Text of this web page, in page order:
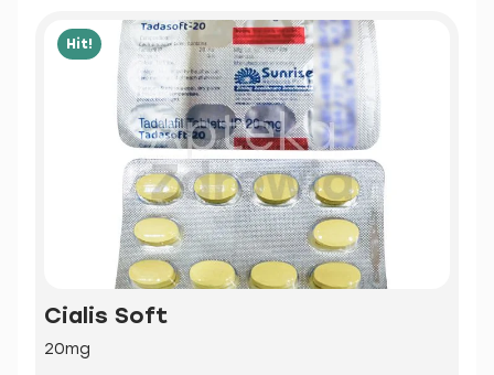
Hit!
Cialis Soft
20mg